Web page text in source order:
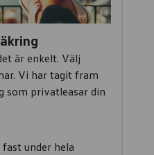
är enkelt. Välj
Vi har tagit fram
som privatleasar din
under hela